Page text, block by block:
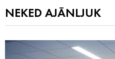
NEKED AJÁNLJUK